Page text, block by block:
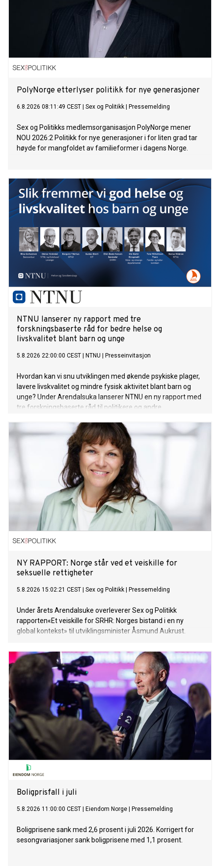
PolyNorge etterlyser politikk for nye generasjoner
6.8.2026 08:11:49 CEST Sex og Politikk Pressemelding
Sex og Politikks medlemsorganisasjon PolyNorge mener
NOU 2026:2 Politikk for nye generasjoner i for liten grad tar
høyde for mangfoldet av familieformer i dagens Norge.
NTNU lanserer ny rapport med tre
forskningsbaserte råd for bedre helse og
livskvalitet blant barn og unge
5.8.2026 22:00:00 CEST NTNU Presseinvitasjon
Hvordan kan vi snu utviklingen med økende psykiske plager,
lavere livskvalitet og mindre fysisk aktivitet blant barn og
unge? Under Arendalsuka lanserer NTNU en ny rapport med
tre forskningsbaserte råd til politikere og andre
livskvalitet hos barn og unge.
NY RAPPORT: Norge står ved et veiskille for
seksuelle rettigheter
5.8.2026 15:02:21 CEST Sex og Politikk Pressemelding
Under årets Arendalsuke overleverer Sex og Politikk
rapporten«Et veiskille for SRHR: Norges bistand i en ny
global kontekst» til utviklingsminister Åsmund Aukrust.
Boligprisfall i juli
5.8.2026 11:00:00 CEST Eiendom Norge Pressemelding
Boligprisene sank med 2,6 prosent i juli 2026. Korrigert for
sesongvariasjoner sank boligprisene med 1,1 prosent.